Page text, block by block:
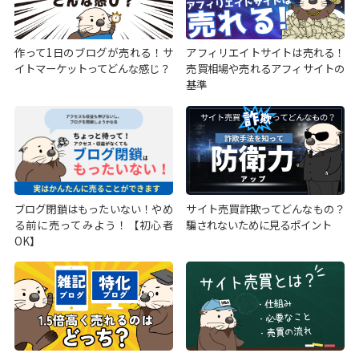
作って1日のブログが売れる！サ
イトマーケットってどんな感じ？
アフィリエイトサイトは売れる！
売買相場や売れるアフィサイトの
基準
ブログ閉鎖はもったいない！やめ
る前に売ってみよう！【初心者
OK】
サイト売買詐欺ってどんなもの？
騙されないために見るポイント